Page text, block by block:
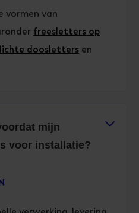
vormen van
freesletters op
doosletters en
mijn
voor installatie?